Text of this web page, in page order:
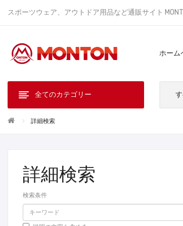
スポーツウェア、アウトドア用品など通販サイト
ホーム
全てのカテゴリー
詳細検索
詳細検索
検索条件